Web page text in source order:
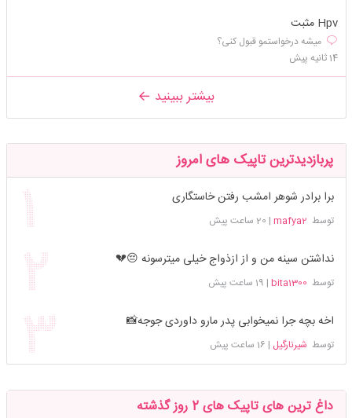
Hpv مثبت
میشه درخواستمو قبول کنی؟
14 ثانیه پیش
بیشتر ببینید
پربازدیدترین تاپیک های امروز
برا برادر شوهر امشب رفتن خاستگاری
توسط mafya2
| 20 ساعت پیش
نداشتن سینه من و از ازذواج خیلی میترسونه 😔💔
توسط bita1300
| 19 ساعت پیش
اخه بچه جرا نمیخوابی پدر مارو داوردی جوجه📸
توسط شیرنارگیل | 16 ساعت پیش
داغ ترین های تاپیک های 2 روز گذشته